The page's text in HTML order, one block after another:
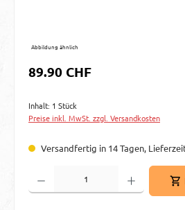
Abbildung ähnlich
Regulärer Preis:
89.90 CHF
Inhalt: 1 Stück
Preise inkl. MwSt. zzgl. Versandkosten
Versandfertig in 14 Tagen,
Produkt Anzahl: Gib den gewünschten Wert